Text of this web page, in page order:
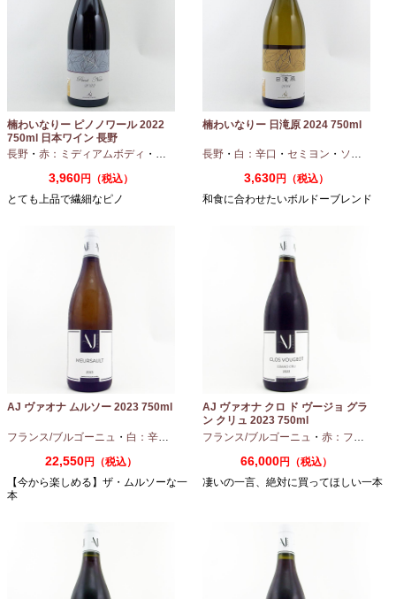
楠わいなりー ピノノワール 2022
750ml 日本ワイン 長野
長野 ・ 赤：ミディアムボディ ・ ピノノワール
3,960円（税込）
とても上品で繊細なピノ
楠わいなりー 日滝原 2024 750ml
長野 ・ 白：辛口 ・ セミヨン ・ ソーヴィニオンブラン
3,630円（税込）
和食に合わせたいボルドーブレンド
AJ ヴァオナ ムルソー 2023 750ml
フランス/ブルゴーニュ ・ 白：辛口 シャルドネ
22,550円（税込）
【今から楽しめる】ザ・ムルソーな一
本
AJ ヴァオナ クロ ド ヴージョ グラ
ン クリュ 2023 750ml
フランス/ブルゴーニュ ・ 赤：フルボディ
66,000円（税込）
凄いの一言、絶対に買ってほしい一本